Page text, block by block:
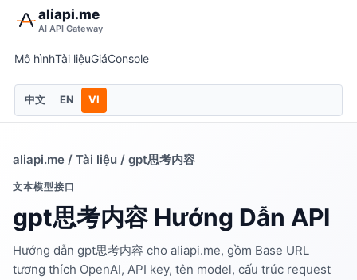
aliapi.me
AI API Gateway
Mô hìnhTài liệuGiáConsole
中文 EN VI
aliapi.me / Tài liệu / gpt思考内容
文本模型接口
gpt思考内容 Hướng Dẫn API
Hướng dẫn gpt思考内容 cho aliapi.me, gồm Base URL
tương thích OpenAI, API key, tên model, cấu trúc request